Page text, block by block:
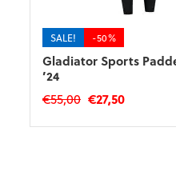
SALE! -50%
Gladiator Sports
’24
€55,00 Oorspronkelijke
€27,50Huidige
Dit